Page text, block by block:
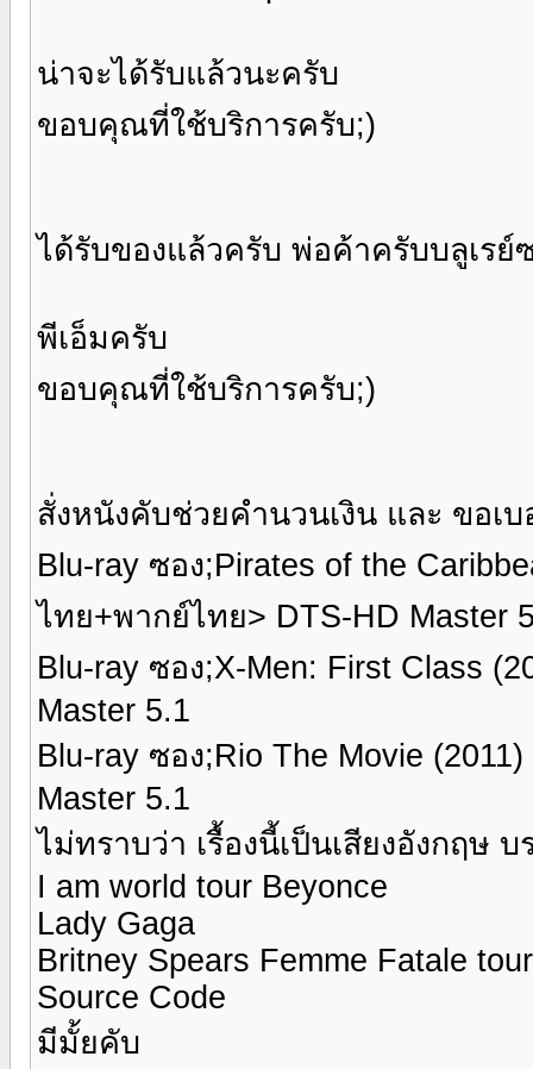
น่าจะได้รับแล้วนะครับ
ขอบคุณที่ใช้บริการครับ;)
ได้รับของแล้วครับ พ่อค้าครับบลูเร
พีเอ็มครับ
ขอบคุณที่ใช้บริการครับ;)
สั่งหนังคับช่วยคำนวนเงิน และ ขอเ
Blu-ray ซอง;Pirates of the
ไทย+พากย์ไทย> DTS-HD Master
Blu-ray ซอง;X-Men: First Class
Master 5.1
Blu-ray ซอง;Rio The Movie
Master 5.1
ไม่ทราบว่า เรื้องนี้เป็นเสียงอังกฤษ
I am world tour Beyonce
Lady Gaga
Britney Spears Femme Fatale tour
Source Code
มีมั้ยคับ